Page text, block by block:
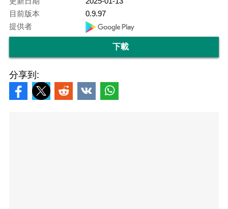
目前版本
0.9.97
提供者
下載
分享到: